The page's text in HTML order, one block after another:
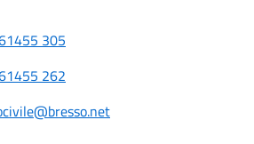
305
262